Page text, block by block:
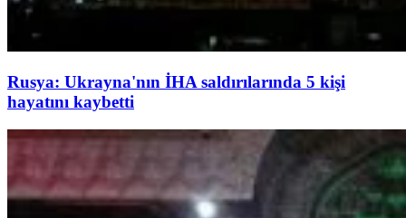
Rusya: Ukrayna'nın İHA saldırılarında 5 kişi
hayatını kaybetti